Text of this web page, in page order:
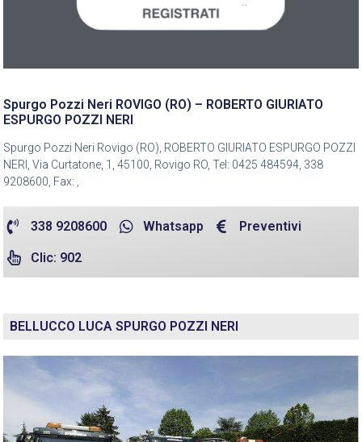
Spurgo Pozzi Neri ROVIGO (RO) – ROBERTO GIURIATO
ESPURGO POZZI NERI
Spurgo Pozzi Neri Rovigo (RO), ROBERTO GIURIATO ESPURGO POZZI
NERI, Via Curtatone, 1, 45100, Rovigo RO, Tel: 0425 484594, 338
9208600, Fax: ,
338 9208600 Whatsapp Preventivi
Clic: 902
BELLUCCO LUCA SPURGO POZZI NERI